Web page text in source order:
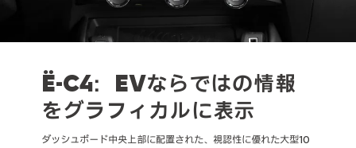
Ë-C4：EVならではの情報
をグラフィカルに表示
ダッシュボード中央上部に配置された、視認性に優れた大型10